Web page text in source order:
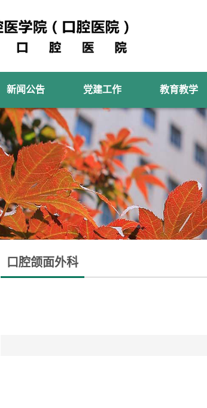
新闻公告 党建工作 教育教学
口腔颌面外科